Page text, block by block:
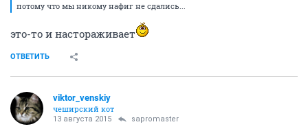
потому что мы никому нафиг не сдались...
это-то и настораживает
ОТВЕТИТЬ
viktor_venskiy
чеширский кот
13 августа 2015 sapromaster